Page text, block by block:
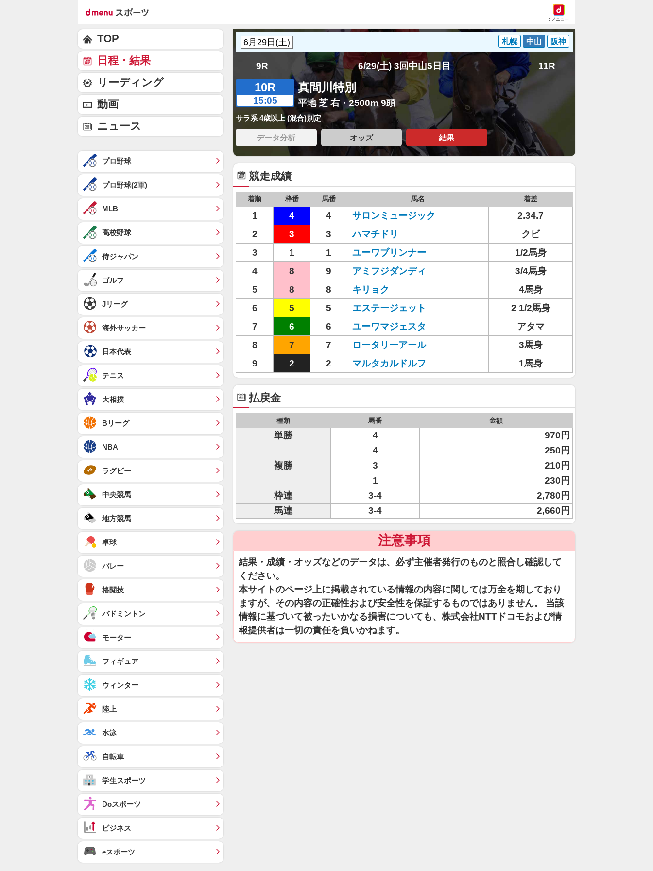
dメニュー
札幌 中山 阪神
9R 6/29(土) 3回中山5日目 11R
10R
15:05
真間川特別
平地 芝 右・2500m 9頭
サラ系 4歳以上 (混合)別定
データ分析 オッズ 結果
競走成績
着順 枠番 馬番 馬名 着差
1 4 4 サロンミュージック
2.34.7
2
3 3 ハマチドリ
クビ
3
1 1 ユーワブリンナー
1/2馬身
4
8 9 アミフジダンディ
3/4馬身
5
8 8 キリョク
4馬身
6
5 5 エステージェット
2 1/2馬身
7
6 6 ユーワマジェスタ
アタマ
8
7 7 ロータリーアール
3馬身
9
2 2 マルタカルドルフ 1馬身
払戻金
種類 馬番 金額
単勝 4 970円
複勝
4
250円
3
210円
1
230円
枠連
3-4
2,780円
馬連
3-4 2,660円
注意事項
結果・成績・オッズなどのデータは、必ず主催者発行のものと照合し確認して
ください。
本サイトのページ上に掲載されている情報の内容に関しては万全を期しており
ますが、その内容の正確性および安全性を保証するものではありません。 当該
情報に基づいて被ったいかなる損害についても、株式会社NTTドコモおよび情
報提供者は一切の責任を負いかねます。
TOP
日程・結果
リーディング
動画
ニュース
プロ野球
プロ野球(2軍)
MLB
高校野球
侍ジャパン
ゴルフ
Jリーグ
海外サッカー
日本代表
テニス
大相撲
Bリーグ
NBA
ラグビー
中央競馬
地方競馬
卓球
バレー
格闘技
バドミントン
モーター
フィギュア
ウィンター
陸上
水泳
自転車
学生スポーツ
Doスポーツ
ビジネス
eスポーツ